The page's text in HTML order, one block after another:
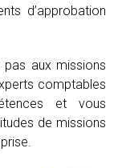
d’approbation
pas aux missions
comptables
et vous
de missions